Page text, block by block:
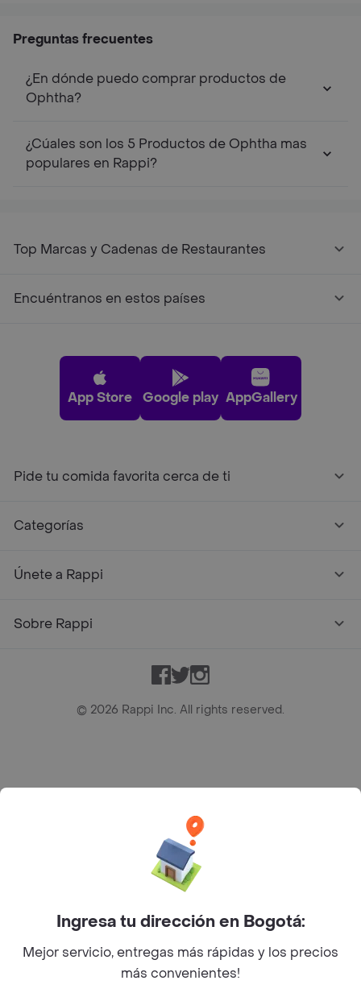
Preguntas frecuentes
¿En dónde puedo comprar productos de
Ophtha?
¿Cúales son los 5 Productos de Ophtha mas
populares en Rappi?
Top Marcas y Cadenas de Restaurantes
Encuéntranos en estos países
App Store Google play AppGallery
Pide tu comida favorita cerca de ti
Categorías
Únete a Rappi
Sobre Rappi
Facebook
TwitterInstagram
© 2026 Rappi Inc. All rights reserved.
Bogotá D.C. --- notificacionesrappi@rappi.com
Ingresa tu dirección en Bogotá:
Mejor servicio, entregas más rápidas y los precios
más convenientes!